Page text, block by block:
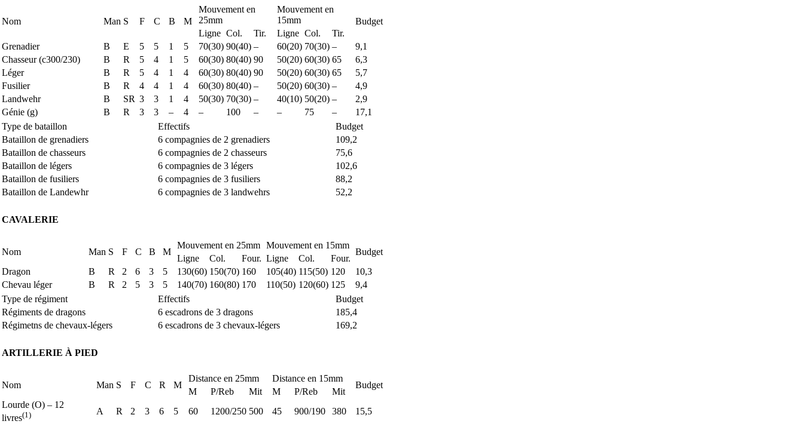
Nom Man S F C B M
Mouvement en
25mm
Mouvement en
15mm
Budget
Ligne Col. Tir. Ligne Col.
Tir.
Grenadier
B E 5 5 1 5 70(30) 90(40) – 60(20) 70(30) –
9,1
Chasseur (c300/230)
B R 5 4 1 5 60(30) 80(40) 90 50(20) 60(30) 65
6,3
Léger
B R 5 4 1 4 60(30) 80(40) 90 50(20) 60(30) 65
5,7
Fusilier
B R 4 4 1 4 60(30) 80(40) – 50(20) 60(30) –
4,9
Landwehr
B SR 3 3 1 4 50(30) 70(30) – 40(10) 50(20) –
2,9
Génie (g)
B R 3 3 – 4 – 100 – – 75 –
17,1
Type de bataillon
Effectifs
Budget
Bataillon de grenadiers
6 compagnies de 2 grenadiers
109,2
Bataillon de chasseurs
6 compagnies de 2 chasseurs
75,6
Bataillon de légers
6 compagnies de 3 légers
102,6
Bataillon de fusiliers
6 compagnies de 3 fusiliers
88,2
Bataillon de Landewhr
6 compagnies de 3 landwehrs 52,2
CAVALERIE
Nom Man S F C B M
Mouvement en 25mm Mouvement en 15mm
Budget
Ligne Col. Four. Ligne Col.
Four.
Dragon
B R 2 6 3 5 130(60) 150(70) 160 105(40) 115(50) 120
10,3
Chevau léger
B R 2 5 3 5 140(70) 160(80) 170 110(50) 120(60) 125
9,4
Type de régiment
Effectifs
Budget
Régiments de dragons
6 escadrons de 3 dragons
185,4
Régimetns de chevaux-légers
6 escadrons de 3 chevaux-légers 169,2
ARTILLERIE À PIED
Nom Man S F C R M
Distance en 25mm Distance en 15mm
Budget
M P/Reb Mit M P/Reb
Mit
Lourde (O) – 12
livres(1) A R 2 3 6 5 60 1200/250 500 45 900/190 380 15,5